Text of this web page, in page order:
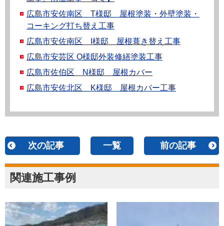
広島市安佐南区 T様邸 屋根塗装・外壁塗装・
コーキング打ち替え工事
広島市安佐南区 I様邸 屋根葺き替え工事
広島市安芸区 O様邸外装修繕塗装工事
広島市佐伯区 N様邸 屋根カバー
広島市安佐北区 K様邸 屋根カバー工事
次の記事 一覧 前の記事
関連施工事例